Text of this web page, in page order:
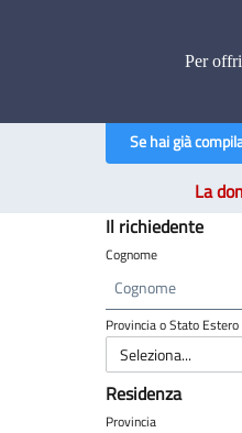
Se hai già
La
Il richiedente
Cognome
Provincia o Stato
Residenza
Provincia
Per